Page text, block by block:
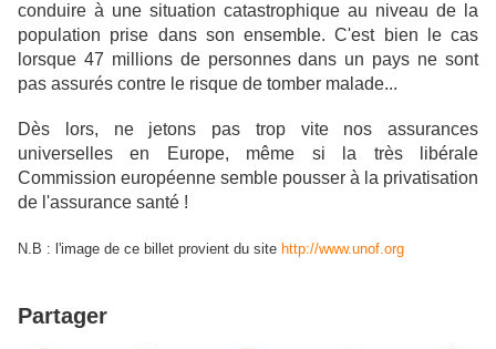
conduire à une situation catastrophique au niveau de la
population prise dans son ensemble. C'est bien le cas
lorsque 47 millions de personnes dans un pays ne sont
pas assurés contre le risque de tomber malade...
Dès lors, ne jetons pas trop vite nos assurances
universelles en Europe, même si la très libérale
Commission européenne semble pousser à la privatisation
de l'assurance santé !
N.B : l'image de ce billet provient du site http://www.unof.org
Partager